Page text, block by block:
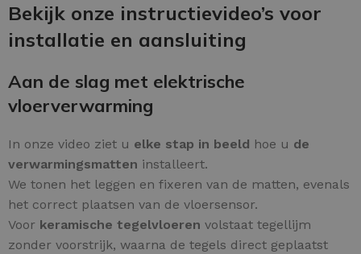
Bekijk onze instructievideo’s voor
installatie en aansluiting
Aan de slag met elektrische
vloerverwarming
In onze video ziet u elke stap in beeld hoe u de
verwarmingsmatten installeert.
We tonen het leggen en fixeren van de matten, evenals
het correct plaatsen van de vloersensor.
Voor keramische tegelvloeren volstaat tegellijm
zonder voorstrijk, waarna de tegels direct geplaatst